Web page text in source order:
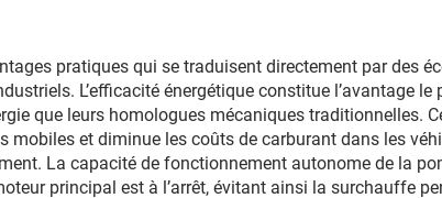
pratiques qui se traduisent directement par des
L’efficacité énergétique constitue l’avantage
que leurs homologues mécaniques traditionnelles.
mobiles et diminue les coûts de carburant dans les
La capacité de fonctionnement autonome de la
principal est à l’arrêt, évitant ainsi la surchauffe